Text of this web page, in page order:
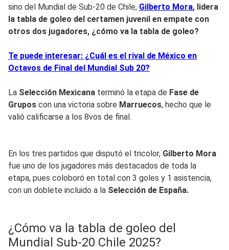
sino del Mundial de Sub-20 de Chile, Gilberto Mora, lidera
la tabla de goleo del certamen juvenil en empate con
otros dos jugadores, ¿cómo va la tabla de goleo?
Te puede interesar: ¿Cuál es el rival de México en
Octavos de Final del Mundial Sub 20?
La Selección Mexicana terminó la etapa de Fase de
Grupos con una victoria sobre Marruecos, hecho que le
valió calificarse a los 8vos de final.
En los tres partidos que disputó el tricolor, Gilberto Mora
fue uno de los jugadores más destacados de toda la
etapa, pues coloboró en total con 3 goles y 1 asistencia,
con un doblete incluido a la Selección de España.
¿Cómo va la tabla de goleo del
Mundial Sub-20 Chile 2025?